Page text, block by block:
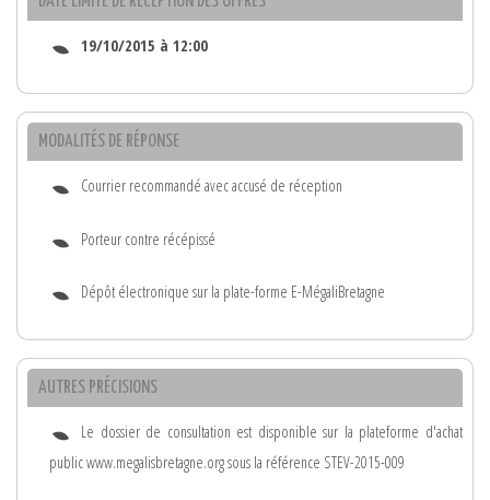
19/10/2015 à 12:00
MODALITÉS DE RÉPONSE
Courrier recommandé avec accusé de réception
Porteur contre récépissé
Dépôt électronique sur la plate-forme E-MégaliBretagne
AUTRES PRÉCISIONS
Le dossier de consultation est disponible sur la plateforme d'achat
public www.megalisbretagne.org sous la référence STEV-2015-009